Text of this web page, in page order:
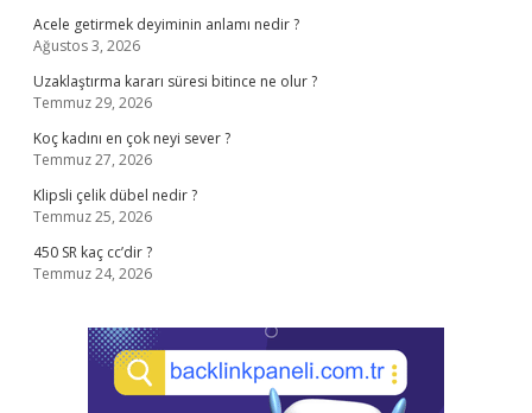
Acele getirmek deyiminin anlamı nedir ?
Ağustos 3, 2026
Uzaklaştırma kararı süresi bitince ne olur ?
Temmuz 29, 2026
Koç kadını en çok neyi sever ?
Temmuz 27, 2026
Klipsli çelik dübel nedir ?
Temmuz 25, 2026
450 SR kaç cc’dir ?
Temmuz 24, 2026